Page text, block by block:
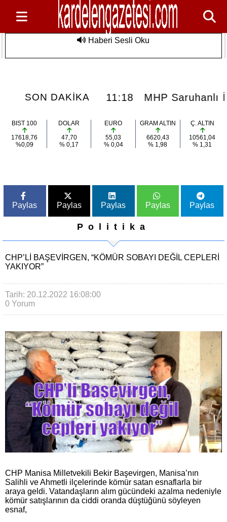
Haberi Sesli Oku
SON DAKİKA
Deniz Etkinliği 11:18 MHP Saruhanlı
BIST 100
17618,76
%0,09
DOLAR
47,70
% 0,17
EURO
55,03
% 0,04
GRAM ALTIN
6620,43
% 1,98
Ç. ALTIN
10561,04
% 1,31
Paylas Paylas Paylas Paylas Paylas
Politika
CHP’LI BAŞEVIRGEN, “KÖMÜR SOBAYI DEĞIL CEPLERI
YAKIYOR”
Tarih: 20.12.2022 16:08:00
0 Yorum
CHP Manisa Milletvekili Bekir Başevirgen, Manisa’nın
Salihli ve Ahmetli ilçelerinde kömür satan esnaflarla bir
araya geldi. Vatandaşların alım gücündeki azalma nedeniyle
kömür satışlarının da ciddi oranda düştüğünü söyleyen
esnaf,